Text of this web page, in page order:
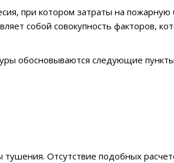
при котором затраты на
собой совокупность факторов,
обосновываются следующие
Отсутствие подобных